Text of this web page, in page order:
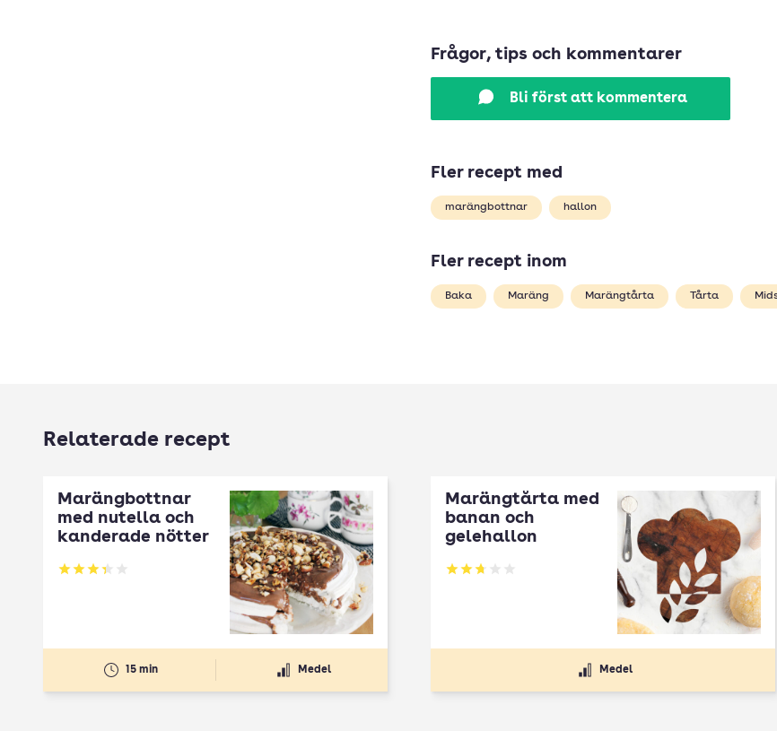
Frågor, tips och kommentarer
Bli först att kommentera
Fler recept med
marängbottnar hallon
Fler recept inom
Baka Maräng Marängtårta Tårta
Relaterade recept
Marängbottnar
med nutella och
kanderade nötter
Betyg: 3.38 av 5
15 min Medel
Marängtårta med
banan och
gelehallon
Betyg: 2.75 av 5
Medel